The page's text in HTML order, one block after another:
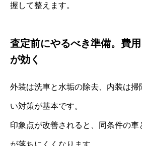
握して整えます。
査定前にやるべき準備。費
が効く
外装は洗車と水垢の除去、内装は掃
い対策が基本です。
印象点が改善されると、同条件の車